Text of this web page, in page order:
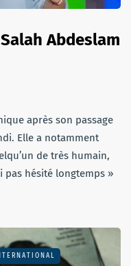
Abdeslam
après son passage
Elle a notamment
de très humain,
pas hésité longtemps »